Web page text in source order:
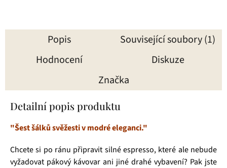
Popis
Související soubory (1)
Hodnocení
Diskuze
Značka
Detailní popis produktu
"Šest šálků svěžesti v modré eleganci."
Chcete si po ránu připravit silné espresso, které ale nebude
vyžadovat pákový kávovar ani jiné drahé vybavení? Pak jste